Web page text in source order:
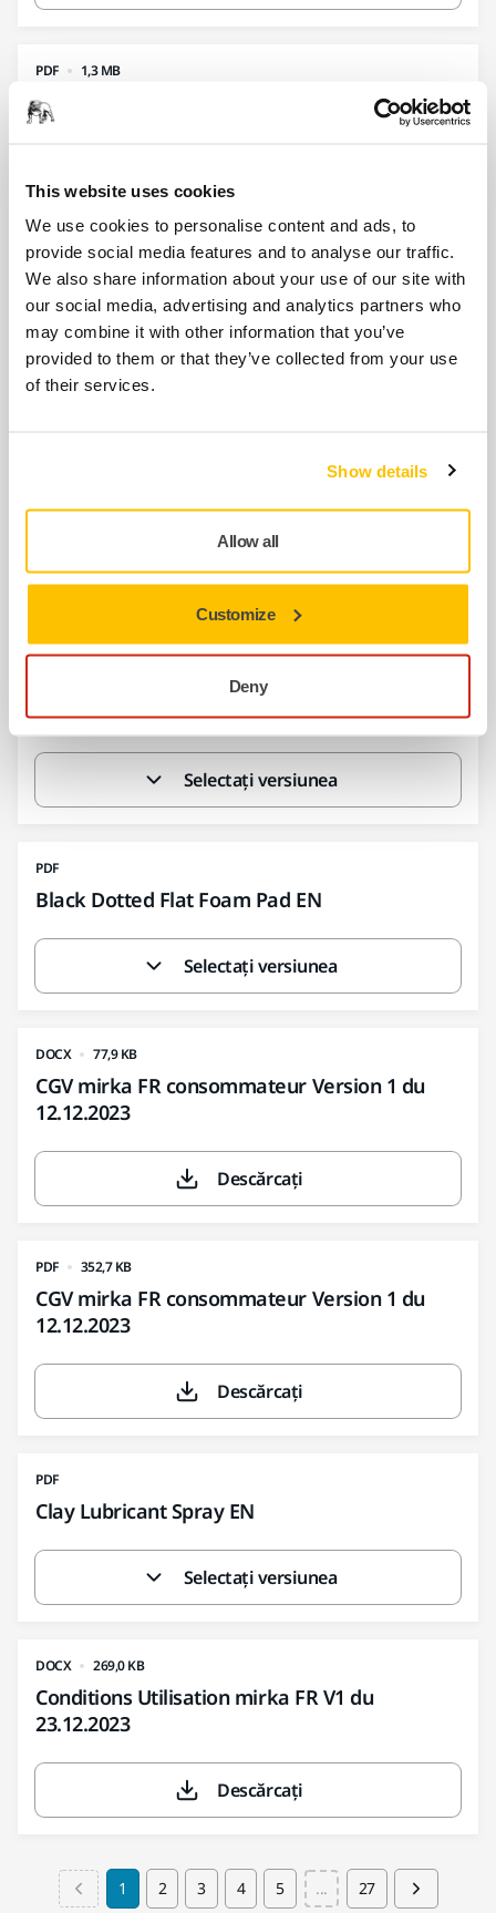
This website uses cookies
We use cookies to personalise content and ads, to
provide social media features and to analyse our traffic.
We also share information about your use of our site with
our social media, advertising and analytics partners who
may combine it with other information that you’ve
provided to them or that they’ve collected from your use
of their services.
Show details
Allow all
Customize
Deny
PDF 1,3 MB
AutoStart Module 02 2024 web
PDF 164,4 KB
Backing Pad 125 mm M14 Grip 17H for
Suction Hood
Backing Pad Net soft EN
Selectați versiunea
PDF
Black Dotted Flat Foam Pad EN
Selectați versiunea
DOCX 77,9 KB
CGV mirka FR consommateur Version 1 du
12.12.2023
Descărcați
PDF 352,7 KB
CGV mirka FR consommateur Version 1 du
12.12.2023
Descărcați
PDF
Clay Lubricant Spray EN
Selectați versiunea
DOCX 269,0 KB
Conditions Utilisation mirka FR V1 du
23.12.2023
Descărcați
1 2 3 4 5 ... 27